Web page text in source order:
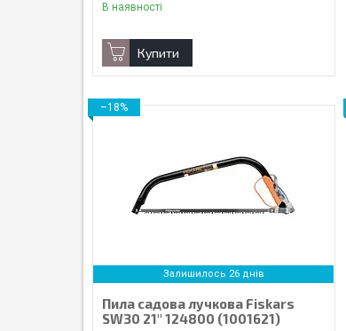
В наявності
Купити
–18%
Залишилось 26 днів
Пила садова лучкова Fiskars
SW30 21'' 124800 (1001621)